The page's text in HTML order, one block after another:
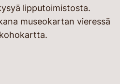
lipputoimistosta.
museokartan vieressä